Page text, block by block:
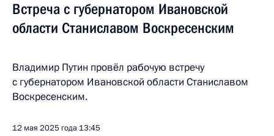
Встреча с губернатором Ивановской
области Станиславом Воскресенским
Владимир Путин провёл рабочую встречу
с губернатором Ивановской области Станиславом
Воскресенским.
12 мая 2025 года 13:45